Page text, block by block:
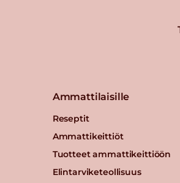
Ammattilaisille
Reseptit
Ammattikeittiöt
Tuotteet ammattikeittiöön
Elintarviketeollisuus